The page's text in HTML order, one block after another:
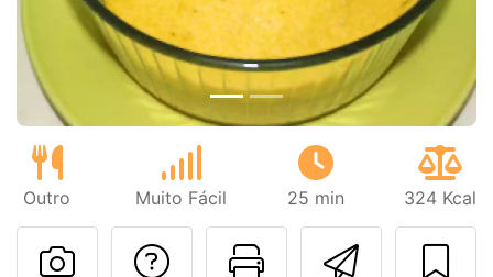
Outro Muito Fácil 25 min 324 Kcal
Imprima
Falar com o autor